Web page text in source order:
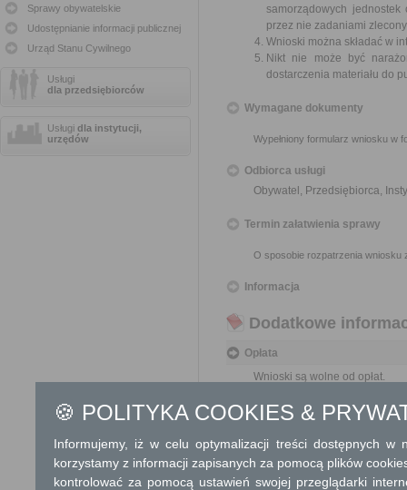
Sprawy obywatelskie
Udostępnianie informacji publicznej
Urząd Stanu Cywilnego
Usługi
dla przedsiębiorców
Usługi dla instytucji,
urzędów
samorządowych
przez nie zadaniami
Wnioski można składać w
Nikt nie może być
dostarczenia materiału do
Wymagane dokumenty
Wypełniony formularz wniosku w
Odbiorca usługi
Obywatel, Przedsiębiorca,
Termin załatwienia sprawy
O sposobie rozpatrzenia wniosku
Informacja
Dodatkowe
Opłata
Wnioski są wolne od opłat.
Tryb odwoławczy
Brak
Skargi i wnioski
🍪 POLITYKA COOKIES &
Informujemy, iż w celu optymalizacji treści dostępnych w
korzystamy z informacji zapisanych za pomocą plików
kontrolować za pomocą ustawień swojej przeglądarki